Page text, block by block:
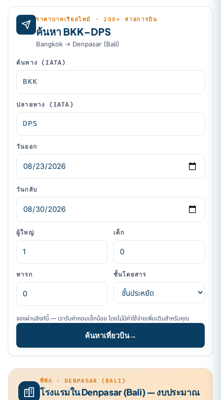
ราคาบาทเรียลไทม์ · 200+ สายการบิน
ค้นหา BKK–DPS
Bangkok → Denpasar (Bali)
ต้นทาง (IATA)
ปลายทาง (IATA)
วันออก
วันกลับ
ผู้ใหญ่ เด็ก
ทารก ชั้นโดยสาร
จองผ่านลิงก์นี้ — เรารับค่าคอมเล็กน้อย โดยไม่มีค่าใช้จ่ายเพิ่มเติมสำหรับคุณ
ค้นหาเที่ยวบิน→
ที่พัก · DENPASAR (BALI)
โรงแรมใน Denpasar (Bali) — งบประมาณ